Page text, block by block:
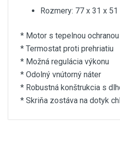
Rozmery: 77 x 31 x 51
* Motor s tepelnou ochranou
* Termostat proti prehriatiu
* Možná regulácia výkonu
* Odolný vnútorný náter
* Robustná konštrukcia s
* Skriňa zostáva na dotyk